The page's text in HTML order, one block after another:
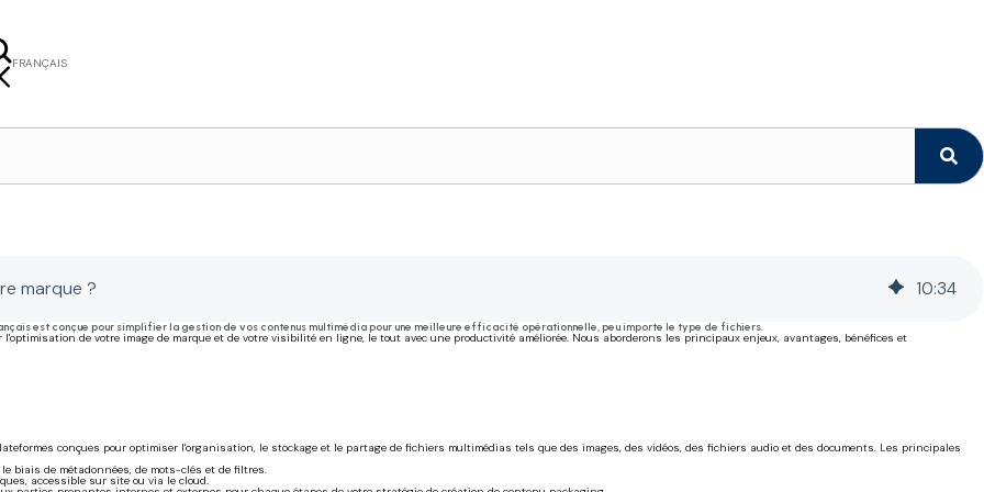
FRANÇAIS
marque ? 10:34
est conçue pour simplifier la gestion de vos contenus multimédia pour une meilleure efficacité opérationnelle, peu importe le type de fichiers.
de votre image de marque et de votre visibilité en ligne, le tout avec une productivité améliorée. Nous aborderons les principaux enjeux, avantages, bénéfices et
conçues pour optimiser l'organisation, le stockage et le partage de fichiers multimédias tels que des images, des vidéos, des fichiers audio et des documents. Les principales
biais de métadonnées, de mots-clés et de filtres.
accessible sur site ou via le cloud.